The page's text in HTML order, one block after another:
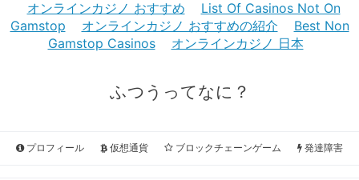
オンラインカジノ おすすめ
List Of Casinos Not On
Gamstop
オンラインカジノ おすすめの紹介
Best Non
Gamstop Casinos
オンラインカジノ 日本
ふつうってなに？
プロフィール 仮想通貨 ブロックチェーンゲーム 発達障害